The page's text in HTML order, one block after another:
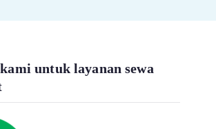
untuk layanan sewa